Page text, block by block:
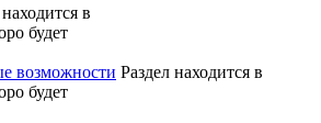
в
будет
возможности Раздел находится в
будет